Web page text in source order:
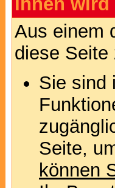
Aus einem
diese Seite
Sie sind
Seite,
können